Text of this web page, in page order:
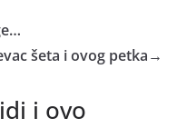
šeta i ovog petka→
i ovo